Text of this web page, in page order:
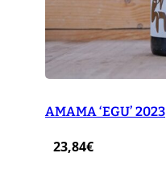
AMAMA ‘EGU’ 2023
23,84€